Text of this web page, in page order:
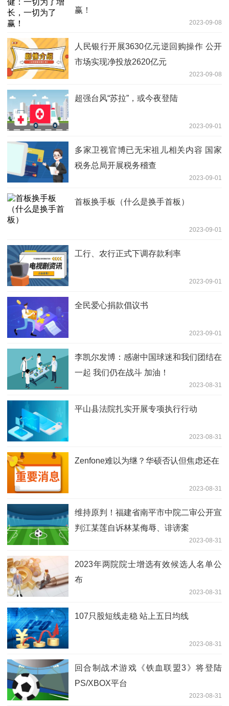
赢！
2023-09-08
人民银行开展3630亿元逆回购操作 公开
市场实现净投放2620亿元
2023-09-08
超强台风“苏拉”，或今夜登陆
2023-09-01
多家卫视官博已无宋祖儿相关内容 国家
税务总局开展税务稽查
2023-09-01
首板换手板（什么是换手首板）
2023-09-01
工行、农行正式下调存款利率
2023-09-01
全民爱心捐款倡议书
2023-09-01
李凯尔发博：感谢中国球迷和我们团结在
一起 我们仍在战斗 加油！
2023-08-31
平山县法院扎实开展专项执行行动
2023-08-31
Zenfone难以为继？华硕否认但焦虑还在
2023-08-31
维持原判！福建省南平市中院二审公开宣
判江某莲自诉林某侮辱、诽谤案
2023-08-31
2023年两院院士增选有效候选人名单公
布
2023-08-31
107只股短线走稳 站上五日均线
2023-08-31
回合制战术游戏《铁血联盟3》将登陆
PS/XBOX平台
2023-08-31